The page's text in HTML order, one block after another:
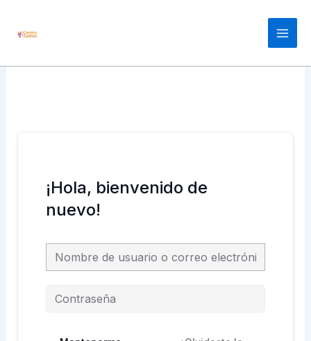
contenido
Main
¡Hola, bienvenido de
nuevo!